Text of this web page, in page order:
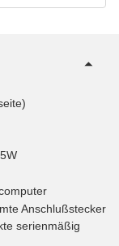
Anschlußstecker
serienmäßig